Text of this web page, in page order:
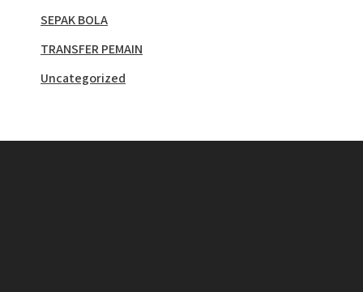
SEPAK BOLA
TRANSFER PEMAIN
Uncategorized